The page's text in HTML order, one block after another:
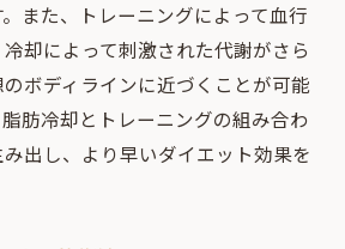
また、トレーニングによって血行
却によって刺激された代謝がさら
ボディラインに近づくことが可能
肪冷却とトレーニングの組み合わ
出し、より早いダイエット効果を